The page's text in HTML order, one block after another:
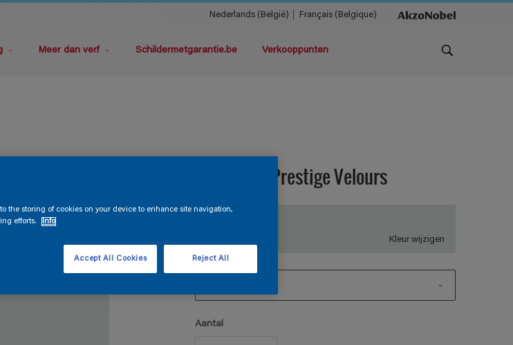
Nederlands (België) Français (Belgique)
Meer dan verf Schildermetgarantie.be Verkooppunten
Magnacryl Prestige Velours
Kleur wijzigen
Aantal
the storing of cookies on your device to enhance site navigation,
efforts.
Info
Reject All
Accept All Cookies